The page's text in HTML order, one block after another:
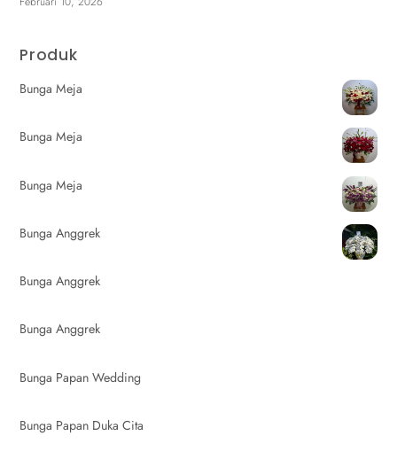
Produk
Bunga Meja
Bunga Meja
Bunga Meja
Bunga Anggrek
Bunga Anggrek
Bunga Anggrek
Bunga Papan Wedding
Bunga Papan Duka Cita